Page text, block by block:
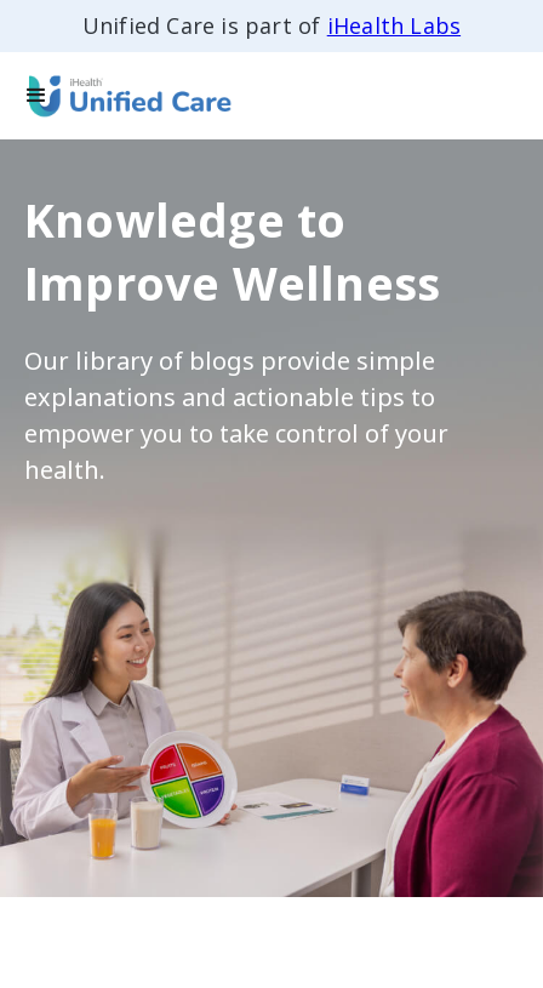
Unified Care is part of iHealth Labs
Knowledge to
Improve Wellness
Our library of blogs provide simple
explanations and actionable tips to
empower you to take control of your
health.